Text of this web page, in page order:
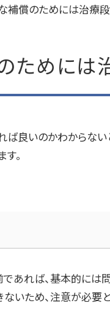
補償のためには治療
ためには
良いのかわからない
。
あれば、基本的には問
いため、注意が必要と